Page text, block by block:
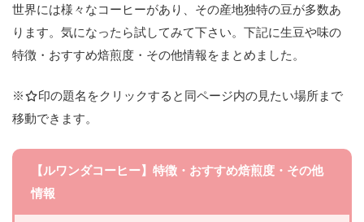
世界には様々なコーヒーがあり、その産地独特の豆が多数あ
ります。気になったら試してみて下さい。下記に生豆や味の
特徴・おすすめ焙煎度・その他情報をまとめました。
※
印の題名をクリックすると同ページ内の見たい場所まで
移動できます。
【ルワンダコーヒー】特徴・おすすめ焙煎度・その他
情報